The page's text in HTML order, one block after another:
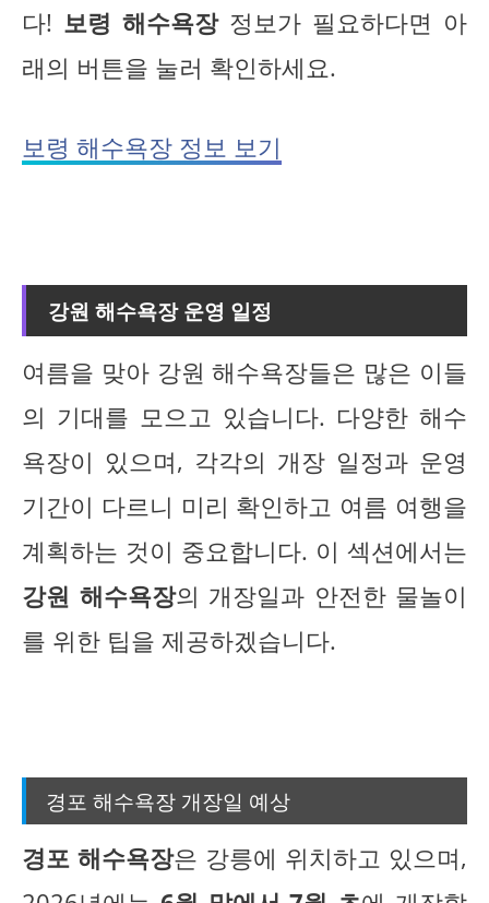
다! 보령 해수욕장정보가 필요하다면 아
래의 버튼을 눌러 확인하세요.
보령 해수욕장 정보 보기
강원 해수욕장 운영 일정
여름을 맞아 강원 해수욕장들은 많은 이들
의 기대를 모으고 있습니다. 다양한 해수
욕장이 있으며, 각각의 개장 일정과 운영
기간이 다르니 미리 확인하고 여름 여행을
계획하는 것이 중요합니다. 이 섹션에서는
강원 해수욕장의 개장일과 안전한 물놀이
를 위한 팁을 제공하겠습니다.
경포 해수욕장 개장일 예상
경포 해수욕장은 강릉에 위치하고 있으며,